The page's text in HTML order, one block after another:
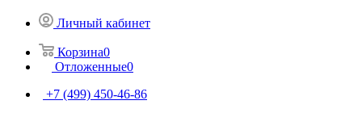
Личный кабинет
Корзина0
Отложенные0
+7 (499) 450-46-86